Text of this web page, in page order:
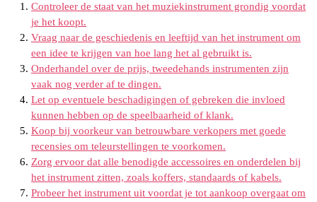
Controleer de staat van het muziekinstrument grondig voordat
je het koopt.
Vraag naar de geschiedenis en leeftijd van het instrument om
een idee te krijgen van hoe lang het al gebruikt is.
Onderhandel over de prijs, tweedehands instrumenten zijn
vaak nog verder af te dingen.
Let op eventuele beschadigingen of gebreken die invloed
kunnen hebben op de speelbaarheid of klank.
Koop bij voorkeur van betrouwbare verkopers met goede
recensies om teleurstellingen te voorkomen.
Zorg ervoor dat alle benodigde accessoires en onderdelen bij
het instrument zitten, zoals koffers, standaards of kabels.
Probeer het instrument uit voordat je tot aankoop overgaat om